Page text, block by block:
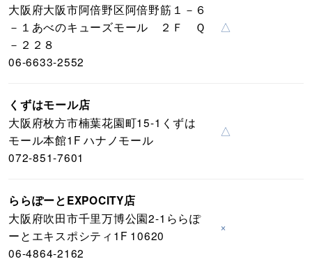
大阪府大阪市阿倍野区阿倍野筋１－６
－１あべのキューズモール ２Ｆ Ｑ
－２２８
06-6633-2552
△
くずはモール店
大阪府枚方市楠葉花園町15-1くずは
モール本館1F ハナノモール
072-851-7601
△
ららぽーとEXPOCITY店
大阪府吹田市千里万博公園2-1ららぽ
ーとエキスポシティ1F 10620
06-4864-2162
×